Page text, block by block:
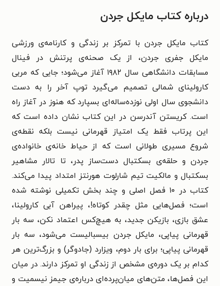
درباره کتاب مایکل جردن
کتاب مایکل جردن با تمرکز بر زندگی و کارنامه‌ی ورزشی
مایکل جفری جردن، از یک صحنه‌ی پرتنش در فینال
مسابقات دانشگاهی سال ۱۹۸۲ آغاز می‌شود؛ جایی که مربی
کارولینای شمالی تصمیم می‌گیرد توپ آخر را به دست
دانشجوی سال اولی نوزده‌ساله‌ای بسپارد که هنوز در آغاز راه
است. کریستن آندرسن در این کتاب نشان داده است که
این پرتاب فقط یک امتیاز قهرمانی نیست بلکه نقطه‌ی
شروع مسیری طولانی است که از حیاط خانه‌ی خانواده‌ی
جردن و حلقه‌ی بسکتبال دست‌ساز پدر، تا تالار مشاهیر
بسکتبال و مالکیت تیم شارلوت هورنتز امتداد پیدا می‌کند.
کتاب در ۱۰ فصل اصلی و چند بخش تکمیلی نوشته شده
است؛ فصل‌هایی مثل چقدر کوتاه!، پیراهن آبی کارولینا،
عشق بازی، بازیکن جدید، به هیچ‌کس اعتماد نکن، سه بار
قهرمانی پیاپی، مایکل جردن بیسبالیست می‌شود، سه بار
قهرمانی پیاپی؛ برای بار دوم، ویزارد (جادوگر) و بزرگ‌ترین هر
کدام بر یک دوره‌ی مشخص از زندگی او تمرکز دارند. در میان
این فصل‌ها، متن‌های میان‌پرده‌ای درباره‌ی جیمز نیسمیت و